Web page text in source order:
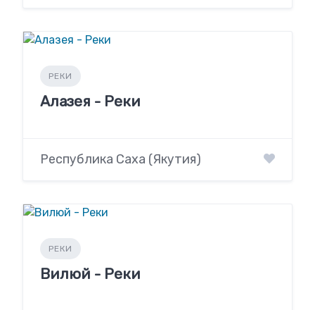
РЕКИ
Алазея - Реки
Республика Саха (Якутия)
РЕКИ
Вилюй - Реки